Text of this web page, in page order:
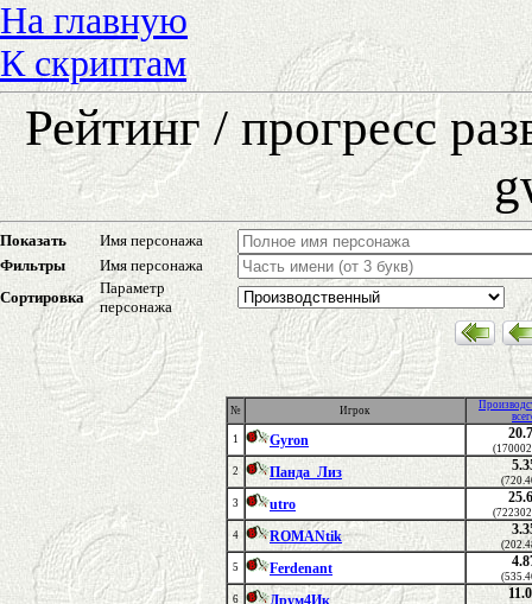
На главную
К скриптам
Рейтинг / прогресс
Показать
Имя персонажа
Фильтры
Имя персонажа
Сортировка
Параметр
персонажа
№ Игрок
1
Gyron
2
Панда_Лиз
3
utro
4
ROMANtik
5
Ferdenant
6
Друм4Ик